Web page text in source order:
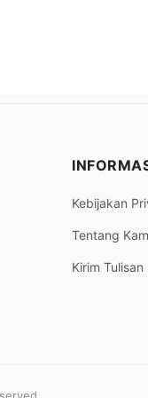
Kebijakan
Tentang
Kirim Tulisan